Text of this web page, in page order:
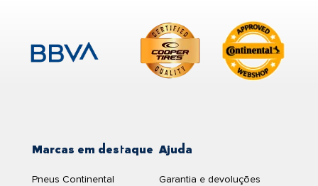
Marcas em destaque
Pneus Continental
Ajuda
Garantia e devoluções